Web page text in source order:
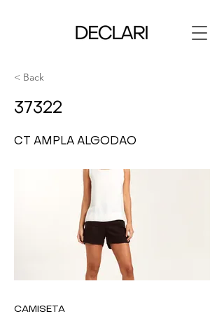
< Back
37322
CT AMPLA ALGODAO
CAMISETA